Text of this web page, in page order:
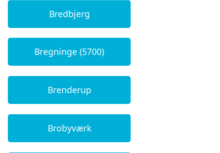
Bredbjerg
Bregninge (5700)
Brenderup
Brobyværk